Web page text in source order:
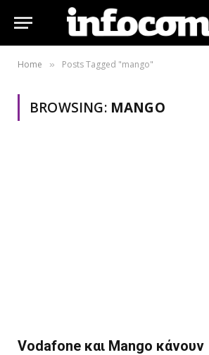
Home » Posts Tagged "mango"
BROWSING: MANGO
Vodafone και Mango κάνουν